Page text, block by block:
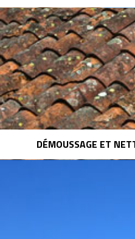
DÉMOUSSAGE ET